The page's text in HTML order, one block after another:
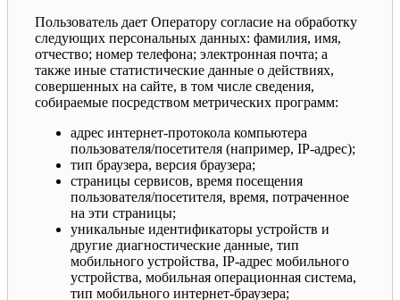
Пользователь дает Оператору согласие на обработку
следующих персональных данных: фамилия, имя,
отчество; номер телефона; электронная почта; а
также иные статистические данные о действиях,
совершенных на сайте, в том числе сведения,
собираемые посредством метрических программ:
адрес интернет-протокола компьютера
пользователя/посетителя (например, IP-адрес);
тип браузера, версия браузера;
страницы сервисов, время посещения
пользователя/посетителя, время, потраченное
на эти страницы;
уникальные идентификаторы устройств и
другие диагностические данные, тип
мобильного устройства, IP-адрес мобильного
устройства, мобильная операционная система,
тип мобильного интернет-браузера;